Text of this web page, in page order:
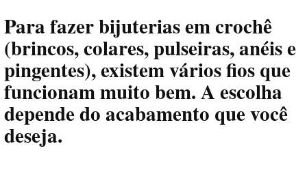
Para fazerbijuterias em crochê
(brincos, colares, pulseiras, anéis e
pingentes), existem vários fios que
funcionam muito bem. A escolha
depende do acabamento que você
deseja.